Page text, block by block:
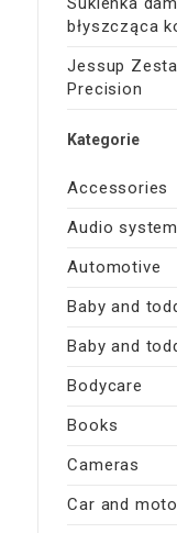
błyszcząca
Jessup
Precision
Kategorie
Accessories
Audio
Automotive
Baby and
Baby and
Bodycare
Books
Cameras
Car and